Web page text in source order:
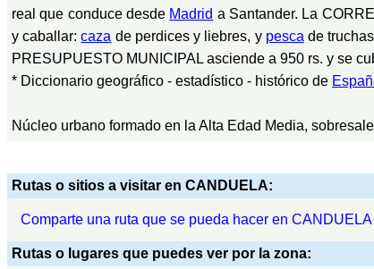
real que conduce desde Madrid a Santander. La
y caballar:caza de perdices y liebres, y pesca de
PRESUPUESTO MUNICIPAL asciende a 950 rs. y se
* Diccionario geográfico - estadístico - histórico de
Núcleo urbano formado en la Alta Edad Media,
Rutas o sitios a visitar en CANDUELA:
Comparte una ruta que se pueda hacer en CANDUELA
Rutas o lugares que puedes ver por la zona: